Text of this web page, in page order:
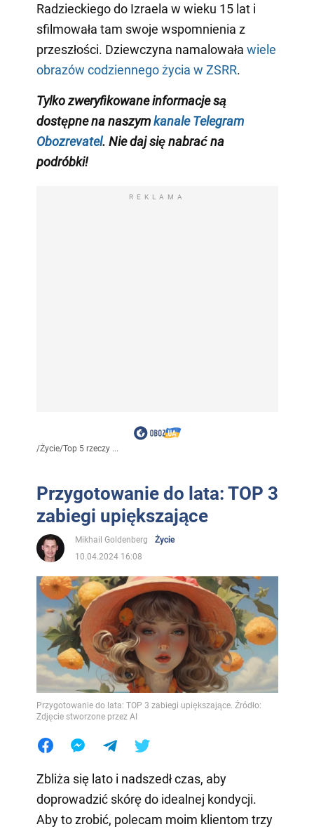
Radzieckiego do Izraela w wieku 15 lat i
sfilmowała tam swoje wspomnienia z
przeszłości. Dziewczyna namalowała wiele
obrazów codziennego życia w ZSRR.
Tylko zweryfikowane informacje są
dostępne na naszymkanale Telegram
Obozrevatel. Nie daj się nabrać na
podróbki!
REKLAMA
/Życie/Top 5 rzeczy ...
Przygotowanie do lata: TOP 3
zabiegi upiększające
Mikhail Goldenberg
Życie
10.04.2024 16:08
Przygotowanie do lata: TOP 3 zabiegi upiększające. Źródło:
Zdjęcie stworzone przez AI
Zbliża się lato i nadszedł czas, aby
doprowadzić skórę do idealnej kondycji.
Aby to zrobić, polecam moim klientom trzy